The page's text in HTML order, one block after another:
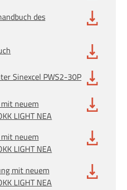
des
Sinexcel PWS2-30P
neuem
LIGHT NEA
neuem
LIGHT NEA
mit neuem
LIGHT NEA